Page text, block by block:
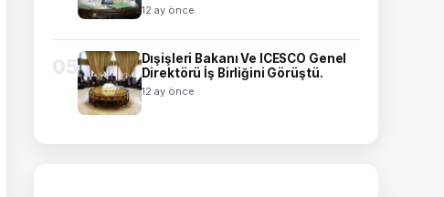
12 ay önce
05
Dışişleri Bakanı Ve ICESCO Genel
Direktörü İş Birliğini Görüştü.
12 ay önce